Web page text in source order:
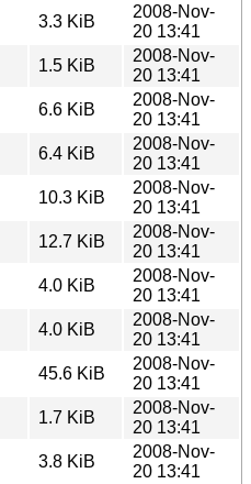
3.3 KiB
2008-Nov-
20 13:41
1.5 KiB
2008-Nov-
20 13:41
6.6 KiB
2008-Nov-
20 13:41
6.4 KiB
2008-Nov-
20 13:41
10.3 KiB
2008-Nov-
20 13:41
12.7 KiB
2008-Nov-
20 13:41
4.0 KiB
2008-Nov-
20 13:41
4.0 KiB
2008-Nov-
20 13:41
45.6 KiB
2008-Nov-
20 13:41
1.7 KiB
2008-Nov-
20 13:41
3.8 KiB
2008-Nov-
20 13:41